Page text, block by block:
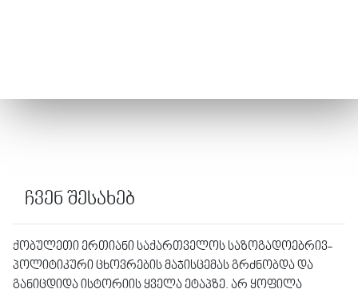
ჩვენ შესახებ
ქობულეთი ერთიანი საქართველოს საზოგადოებრივ-
პოლიტიკური ცხოვრების მაჯისცემას გრძნობდა და
განიცდიდა ისტორიის ყველა ეტაპზე. არ ყოფილა